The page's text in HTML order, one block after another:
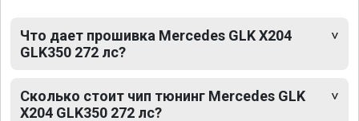
Что дает прошивка Mercedes GLK X204
GLK350 272 лс?
Сколько стоит чип тюнинг Mercedes GLK
X204 GLK350 272 лс?